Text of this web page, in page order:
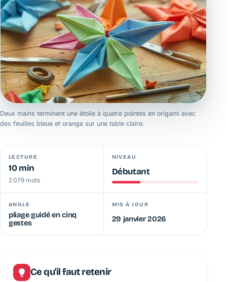
Deux mains terminent une étoile à quatre pointes en origami avec
des feuilles bleue et orange sur une table claire.
LECTURE
10 min
2 079 mots
NIVEAU
Débutant
ANGLE
pliage guidé en cinq
gestes
MIS À JOUR
29 janvier 2026
Ce qu'il faut retenir